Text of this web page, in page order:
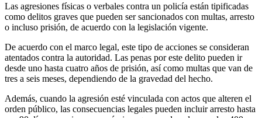
Las agresiones físicas o verbales contra un policía están tipificadas
como delitos graves que pueden ser sancionados con multas, arresto
o incluso prisión, de acuerdo con la legislación vigente.
De acuerdo con el marco legal, este tipo de acciones se consideran
atentados contra la autoridad. Las penas por este delito pueden ir
desde uno hasta cuatro años de prisión, así como multas que van de
tres a seis meses, dependiendo de la gravedad del hecho.
Además, cuando la agresión esté vinculada con actos que alteren el
orden público, las consecuencias legales pueden incluir arresto hasta